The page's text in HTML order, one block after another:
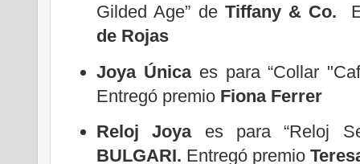
Gilded Age” de Tiffany & Co.
de Rojas
Joya Únicaes para “Collar
Entregó premio Fiona Ferrer
Reloj Joya es para “Reloj
BULGARI. Entregó premio